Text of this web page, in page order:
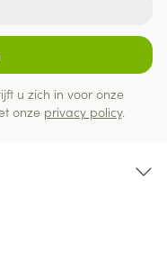
u zich in voor onze
onze privacy policy.